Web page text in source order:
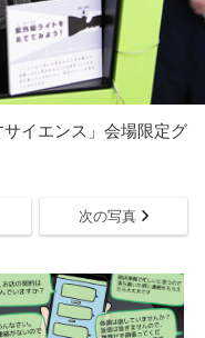
サイエンス」会場限定グ
次の写真